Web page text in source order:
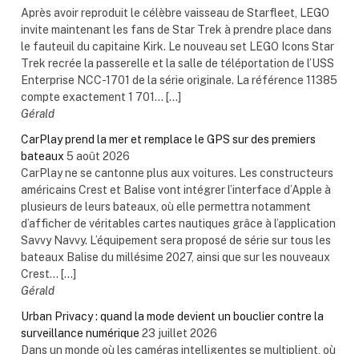
Après avoir reproduit le célèbre vaisseau de Starfleet, LEGO
invite maintenant les fans de Star Trek à prendre place dans
le fauteuil du capitaine Kirk. Le nouveau set LEGO Icons Star
Trek recrée la passerelle et la salle de téléportation de l’USS
Enterprise NCC-1701 de la série originale. La référence 11385
compte exactement 1 701... […]
Gérald
CarPlay prend la mer et remplace le GPS sur des premiers
bateaux 5 août 2026
CarPlay ne se cantonne plus aux voitures. Les constructeurs
américains Crest et Balise vont intégrer l’interface d’Apple à
plusieurs de leurs bateaux, où elle permettra notamment
d’afficher de véritables cartes nautiques grâce à l’application
Savvy Navvy. L’équipement sera proposé de série sur tous les
bateaux Balise du millésime 2027, ainsi que sur les nouveaux
Crest... […]
Gérald
Urban Privacy : quand la mode devient un bouclier contre la
surveillance numérique 23 juillet 2026
Dans un monde où les caméras intelligentes se multiplient, où